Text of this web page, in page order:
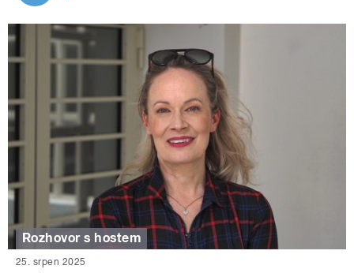
Rozhovor s hostem
25. srpen 2025